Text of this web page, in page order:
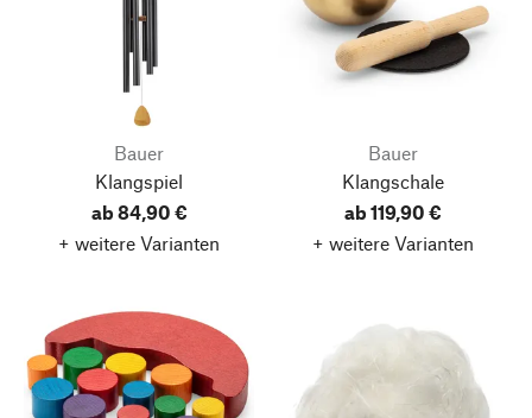
Bauer
Klangspiel
ab 84,90 €
+ weitere Varianten
Bauer
Klangschale
ab 119,90 €
+ weitere Varianten